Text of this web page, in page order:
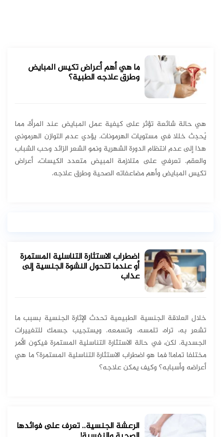
ما هي أهم أعراض تكيس المبايض
وطرق علاجه الطبية؟
هي حالة شائعة تؤثر على كيفية عمل المبايض عند المرأة، مما
يُحدِث خللا في مستويات الهرمونات. يؤدي عدم التوازن الهرموني
هذا إلى عدم انتظام الدورة الشهرية ونمو الشعر الزائد وحب الشباب
والعقم. تعرفي على متلازمة المبيض متعدد الكيسات، أعراض
تكيس المبايض وأهم مضاعفاته الصحية وطرق علاجه.
اضطراب الاستثارة التناسلية المستمرة
أو عندما تتحول النشوة الجنسية إلى
عذاب
خلال العلاقة الجنسية الطبيعية تحدث الإثارة الجنسية بسبب ما
تشعر به، تراه، تلمسه، وتسمعه. ويستجيب جسمك للتغييرات
الجسدية. لكن، في حالة الاستثارة التناسلية المستمرة فيكون الأمر
مختلفا تماما! فما هو اضطراب الاستثارة التناسلية المستمرة؟ ما هي
أعراضه وأسبابه؟ وكيف يمكن علاجه؟
الرعشة الجنسية.. تعرف على فوائدها